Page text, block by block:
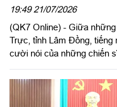
19:49 21/07/2026
(QK7 Online) - Giữa
Trực, tỉnh Lâm Đồng, tiếng
cười nói của những chiến
người thợ xây đặc biệt,
thông nội trú liên cấp Tiểu